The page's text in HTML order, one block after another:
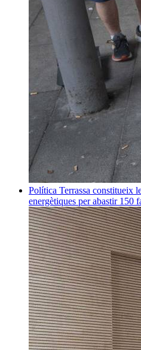
Política Terrassa constitueix
energètiques per abastir 150